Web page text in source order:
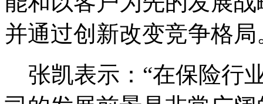
并通过创新改变竞争格局
张凯表示：“在保险行